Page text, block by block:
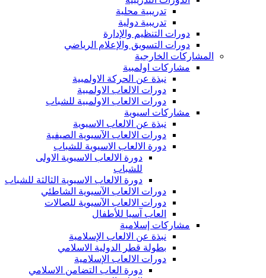
تدريبية محلية
تدريبية دولية
دورات التنظيم والإدارة
دورات التسويق والإعلام الرياضي
المشاركات الخارجية
مشاركات اولمبية
نبذة عن الحركة الاولمبية
دورات الالعاب الاولمبية
دورات الالعاب الاولمبية للشباب
مشاركات اسيوية
نبذة عن الالعاب الاسيوية
دورات الالعاب الآسيوية الصيفية
دورة الالعاب الاسيوية للشباب
دورة الالعاب الاسيوية الاولى
للشباب
دورة الالعاب الاسيوية الثالثة للشباب
دورات الالعاب الآسيوية الشاطئي
دورات الالعاب الآسيوية للصالات
العاب آسيا للأطفال
مشاركات إسلامية
نبذة عن الالعاب الإسلامية
بطولة قطر الدولية الاسلامي
دورات الالعاب الإسلامية
دورة العاب التضامن الاسلامي